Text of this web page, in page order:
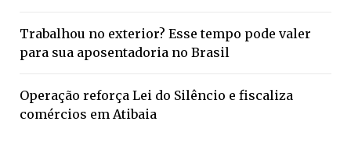
Trabalhou no exterior? Esse tempo pode valer
para sua aposentadoria no Brasil
Operação reforça Lei do Silêncio e fiscaliza
comércios em Atibaia